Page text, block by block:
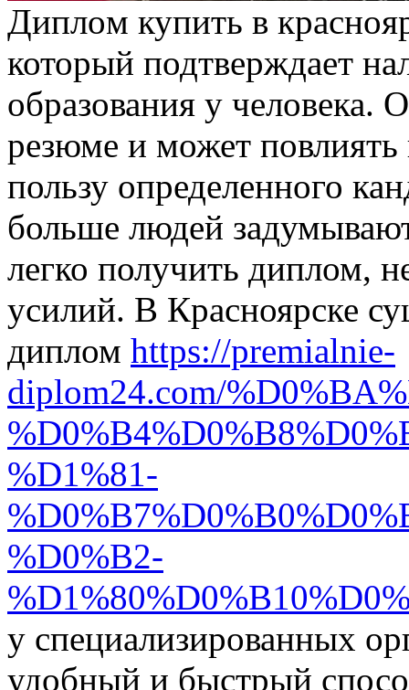
Диплoм купить в
который подтверждает
образования у человека.
резюме и может повлиять
пользу определенного
больше людей
легко получить диплом,
усилий. В Красноярске
диплом https://premialnie-
diplom24.com/
%D1%81-
%D0%B2-
у специализированных
удобный и быстрый